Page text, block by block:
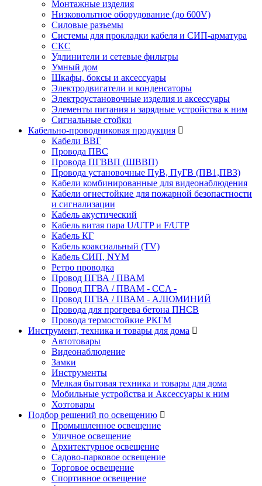
Монтажные изделия
Низковольтное оборудование (до 600V)
Силовые разъемы
Системы для прокладки кабеля и СИП-арматура
СКС
Удлинители и сетевые фильтры
Умный дом
Шкафы, боксы и аксессуары
Электродвигатели и конденсаторы
Электроустановочные изделия и аксессуары
Элементы питания и зарядные устройства к ним
Сигнальные стойки
Кабельно-проводниковая продукция
Кабели ВВГ
Провода ПВС
Провода ПГВВП (ШВВП)
Провода установочные ПуВ, ПуГВ (ПВ1,ПВ3)
Кабели комбинированные для видеонаблюдения
Кабели огнестойкие для пожарной безопастности
и сигнализации
Кабель акустический
Кабель витая пара U/UTP и F/UTP
Кабель КГ
Кабель коаксиальный (TV)
Кабель СИП, NYM
Ретро проводка
Провод ПГВА / ПВАМ
Провод ПГВА / ПВАМ - CCA -
Провод ПГВА / ПВАМ - АЛЮМИНИЙ
Провода для прогрева бетона ПНСВ
Провода термостойкие РКГМ
Инструмент, техника и товары для дома
Автотовары
Видеонаблюдение
Замки
Инструменты
Мелкая бытовая техника и товары для дома
Мобильные устройства и Аксессуары к ним
Хозтовары
Подбор решений по освещению
Промышленное освещение
Уличное освещение
Архитектурное освещение
Садово-парковое освещение
Торговое освещение
Спортивное освещение